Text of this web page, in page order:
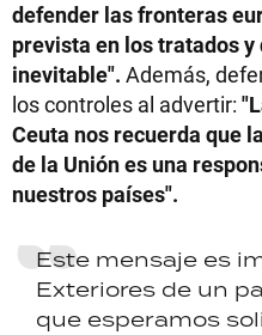
defender las fronteras
prevista en los tratados
inevitable". Además,
los controles al advertir:
Ceuta nos recuerda que
de la Unión es una
nuestros países".
Este mensaje es
Exteriores de un
que esperamos